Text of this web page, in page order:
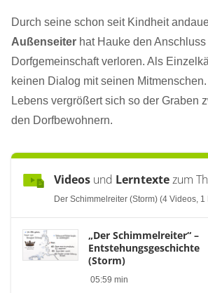
Durch seine schon seit Kindheit
Außenseiter hat Hauke den
Dorfgemeinschaft verloren. Als
keinen Dialog mit seinen
Lebens vergrößert sich so der Graben
den Dorfbewohnern.
Videos und Lerntextezum
Der Schimmelreiter (Storm) (4 Videos, 1
„Der Schimmelreiter“ –
Entstehungsgeschichte
(Storm)
05:59 min